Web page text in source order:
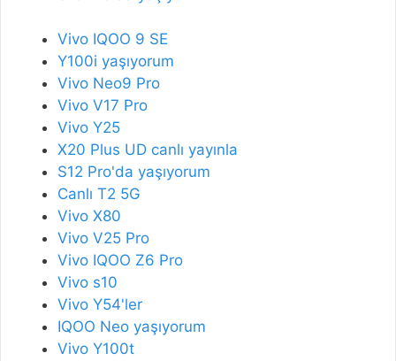
Vivo IQOO 9 SE
Y100i yaşıyorum
Vivo Neo9 Pro
Vivo V17 Pro
Vivo Y25
X20 Plus UD canlı yayınla
S12 Pro'da yaşıyorum
Canlı T2 5G
Vivo X80
Vivo V25 Pro
Vivo IQOO Z6 Pro
Vivo s10
Vivo Y54'ler
IQOO Neo yaşıyorum
Vivo Y100t